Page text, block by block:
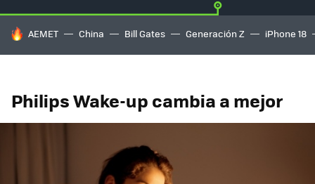
HOY SE HABLA DE
AEMET China Bill Gates Generación Z iPhone 18
Philips Wake-up cambia a mejor